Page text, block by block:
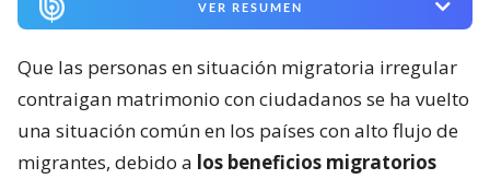
VER RESUMEN
Que las personas en situación migratoria irregular
contraigan matrimonio con ciudadanos se ha vuelto
una situación común en los países con alto flujo de
migrantes, debido a los beneficios migratorios